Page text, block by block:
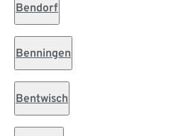
Bendorf
Benningen
Bentwisch